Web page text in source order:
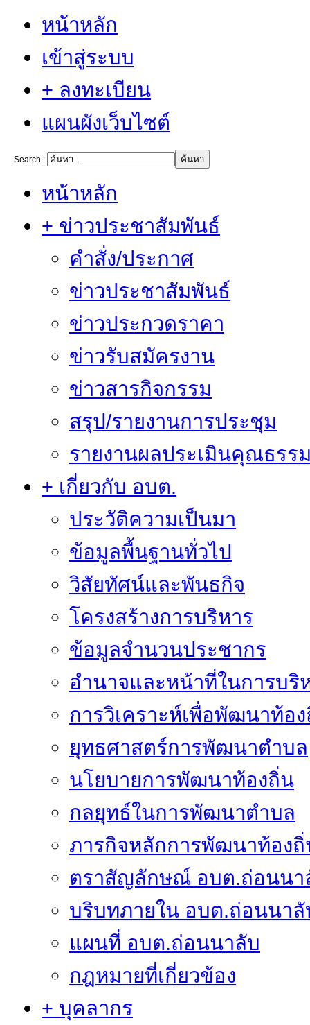
หน้าหลัก
เข้าสู่ระบบ
+ ลงทะเบียน
แผนผังเว็บไซต์
Search :
หน้าหลัก
+ ข่าวประชาสัมพันธ์
คำสั่ง/ประกาศ
ข่าวประชาสัมพันธ์
ข่าวประกวดราคา
ข่าวรับสมัครงาน
ข่าวสารกิจกรรม
สรุป/รายงานการประชุม
รายงานผลประเมินคุณธรร
+ เกี่ยวกับ อบต.
ประวัติความเป็นมา
ข้อมูลพื้นฐานทั่วไป
วิสัยทัศน์และพันธกิจ
โครงสร้างการบริหาร
ข้อมูลจำนวนประชากร
อำนาจและหน้าที่ในการบริ
การวิเคราะห์เพื่อพัฒนาท้อ
ยุทธศาสตร์การพัฒนาตำบล
นโยบายการพัฒนาท้องถิ่น
กลยุทธ์ในการพัฒนาตำบล
ภารกิจหลักการพัฒนาท้อง
ตราสัญลักษณ์ อบต.ถ่อนนา
บริบทภายใน อบต.ถ่อนนา
แผนที่ อบต.ถ่อนนาลับ
กฎหมายที่เกี่ยวข้อง
+ บุคลากร